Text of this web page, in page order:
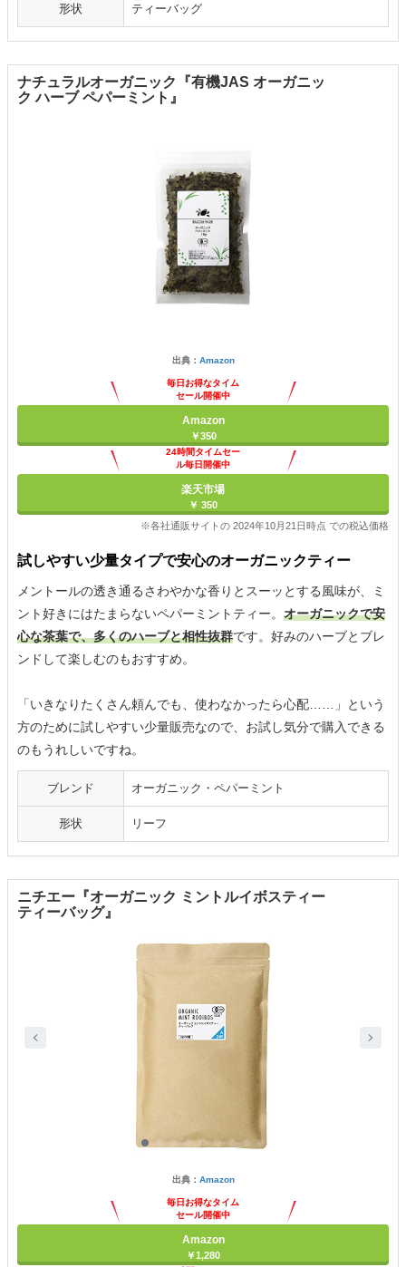
形状 ティーバッグ
ナチュラルオーガニック『有機JAS オーガニッ
ク ハーブ ペパーミント』
出典： Amazon
毎日お得なタイム
セール開催中
Amazon
￥350
24時間タイムセー
ル毎日開催中
楽天市場
￥ 350
※各社通販サイトの 2024年10月21日時点 での税込価格
試しやすい少量タイプで安心のオーガニックティー
メントールの透き通るさわやかな香りとスーッとする風味が、ミ
ント好きにはたまらないペパーミントティー。 オーガニックで安
心な茶葉で、多くのハーブと相性抜群です。好みのハーブとブレ
ンドして楽しむのもおすすめ。
「いきなりたくさん頼んでも、使わなかったら心配……」という
方のために試しやすい少量販売なので、お試し気分で購入できる
のもうれしいですね。
ブレンド オーガニック・ペパーミント
形状 リーフ
ニチエー『オーガニック ミントルイボスティー
ティーバッグ』
出典： Amazon
毎日お得なタイム
セール開催中
Amazon
￥1,280